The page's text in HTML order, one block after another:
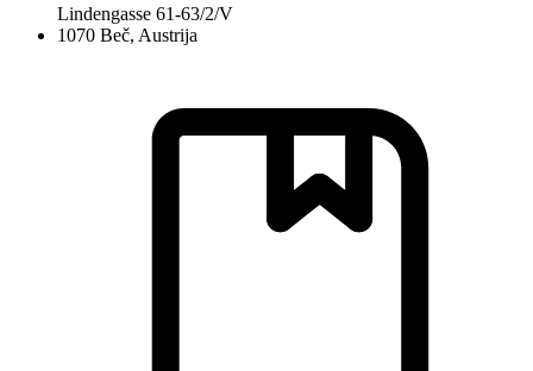
Lindengasse 61-63/2/V
1070 Beč, Austrija